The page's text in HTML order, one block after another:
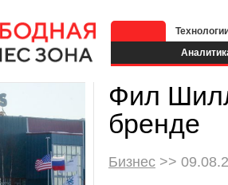
Фил
бренде
Бизнес >>